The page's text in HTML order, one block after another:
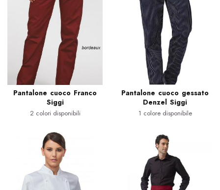
Pantalone cuoco Franco
Siggi
2 colori disponibili
Pantalone cuoco gessato
Denzel Siggi
1 colore disponibile